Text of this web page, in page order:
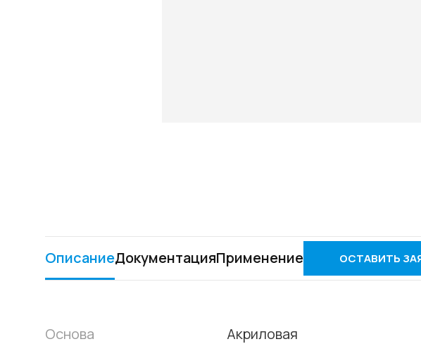
ОписаниеДокументацияПрименение ОСТАВИТЬ
Основа
Акриловая